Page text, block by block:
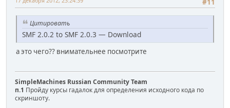
#11
Цитировать
SMF 2.0.2 to SMF 2.0.3 — Download
а это чего?? внимательнее посмотрите
SimpleMachines Russian Community Team
п.1 Пройду курсы гадалок для определения исходного кода по
скриншоту.